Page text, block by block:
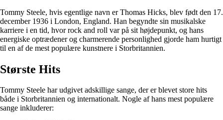
Tommy Steele, hvis egentlige navn er Thomas Hicks, blev født den 17.
december 1936 i London, England. Han begyndte sin musikalske
karriere i en tid, hvor rock and roll var på sit højdepunkt, og hans
energiske optrædener og charmerende personlighed gjorde ham hurtigt
til en af de mest populære kunstnere i Storbritannien.
Største Hits
Tommy Steele har udgivet adskillige sange, der er blevet store hits
både i Storbritannien og internationalt. Nogle af hans mest populære
sange inkluderer: